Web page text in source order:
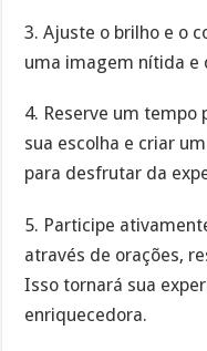
3. Ajuste o brilho e o
uma imagem nítida e
4. Reserve um tempo
sua escolha e criar
para desfrutar da
5. Participe
através de orações,
Isso tornará sua
enriquecedora.